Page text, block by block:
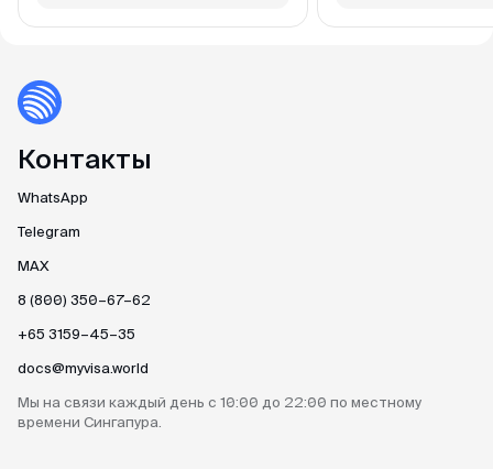
Контакты
WhatsApp
Telegram
MAX
8 (800) 350–67–62
+65 3159–45–35
docs@myvisa.world
Мы на связи каждый день с 10:00 до 22:00 по местному
времени Сингапура.